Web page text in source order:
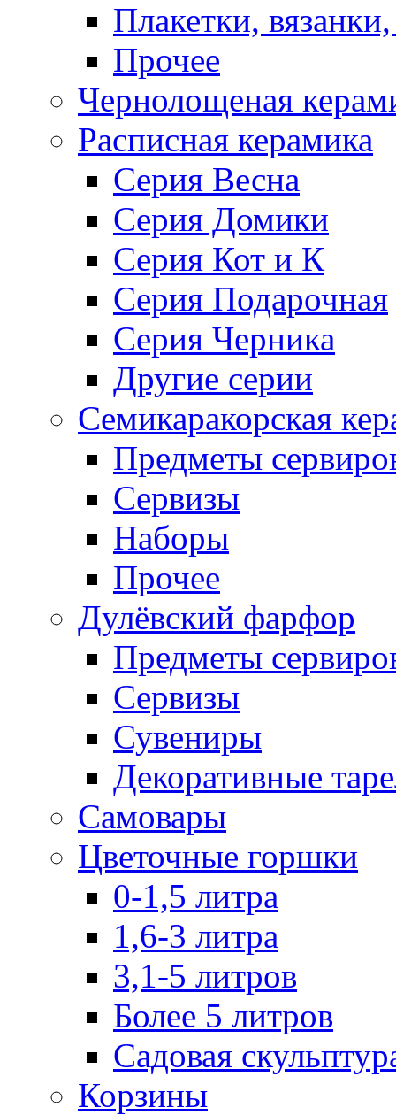
Плакетки,
Прочее
Чернолощеная
Расписная керамика
Серия Весна
Серия Домики
Серия Кот и К
Серия Подарочная
Серия Черника
Другие серии
Семикаракорская
Предметы
Сервизы
Наборы
Прочее
Дулёвский фарфор
Предметы
Сервизы
Сувениры
Декоративные
Самовары
Цветочные горшки
0-1,5 литра
1,6-3 литра
3,1-5 литров
Более 5 литров
Садовая
Корзины